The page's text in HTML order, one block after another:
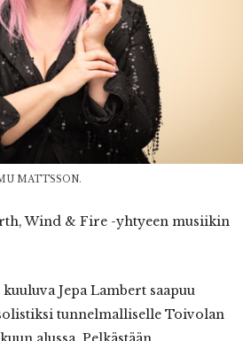
MATTSSON.
Wind & Fire -yhtyeen musiikin
Jepa Lambert saapuu
tunnelmalliselle Toivolan